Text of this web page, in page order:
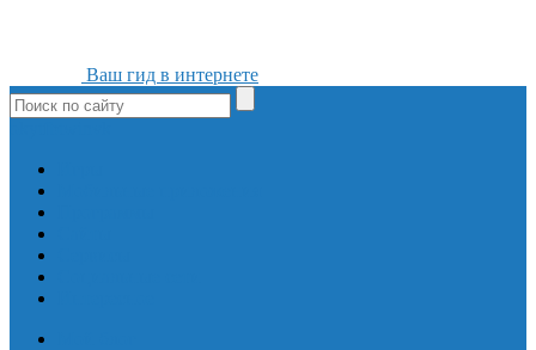
Ваш гид в интернете